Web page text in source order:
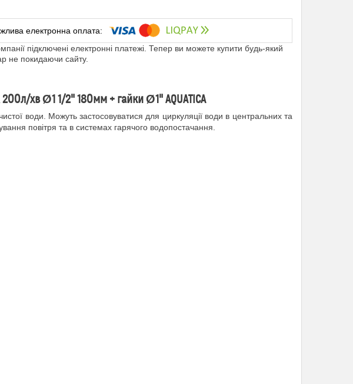
підключені електронні платежі. Тепер ви можете купити будь-який
не покидаючи сайту.
хв Ø1 1/2" 180мм + гайки Ø1" AQUATICA
води. Можуть застосовуватися для циркуляції води в центральних та
повітря та в системах гарячого водопостачання.